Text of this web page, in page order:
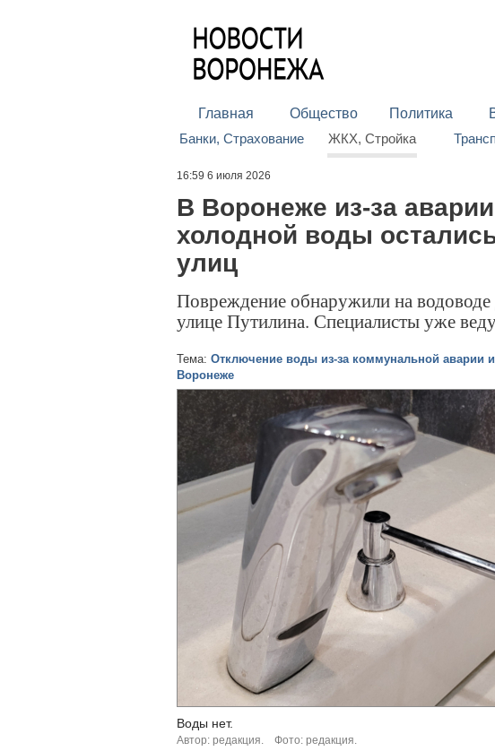
Главная Общество Политика
Банки, Страхование
ЖКХ, Стройка
16:59 6 июля 2026
В Воронеже из-за
холодной воды
улиц
Повреждение обнаружили на
улице Путилина. Специалисты уже
Тема: Отключение воды из-за коммунальной аварии
Воронеже
Воды нет.
Автор: редакция. Фото: редакция.